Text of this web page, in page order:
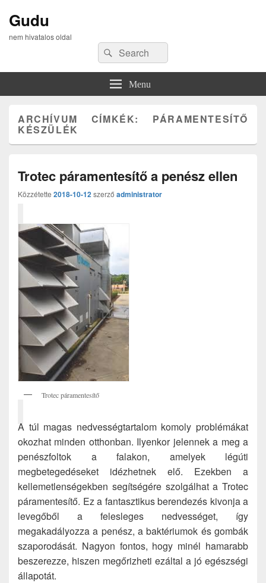
Gudu
nem hivatalos oldal
Search
for:
Search
Menu
ARCHÍVUM CÍMKÉK: PÁRAMENTESÍTŐ
KÉSZÜLÉK
Trotec páramentesítő a penész ellen
Közzétette 2018-10-12szerző administrator
Trotec páramentesítő
A túl magas nedvességtartalom komoly problémákat
okozhat minden otthonban. Ilyenkor jelennek a meg a
penészfoltok a falakon, amelyek légúti
megbetegedéseket idézhetnek elő. Ezekben a
kellemetlenségekben segítségére szolgálhat a Trotec
páramentesítő. Ez a fantasztikus berendezés kivonja a
levegőből a felesleges nedvességet, így
megakadályozza a penész, a baktériumok és gombák
szaporodását. Nagyon fontos, hogy minél hamarabb
beszerezze, hiszen megőrizheti ezáltal a jó egészségi
állapotát.